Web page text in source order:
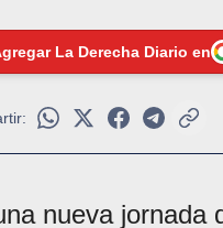
La Derecha Diario en
nueva jornada